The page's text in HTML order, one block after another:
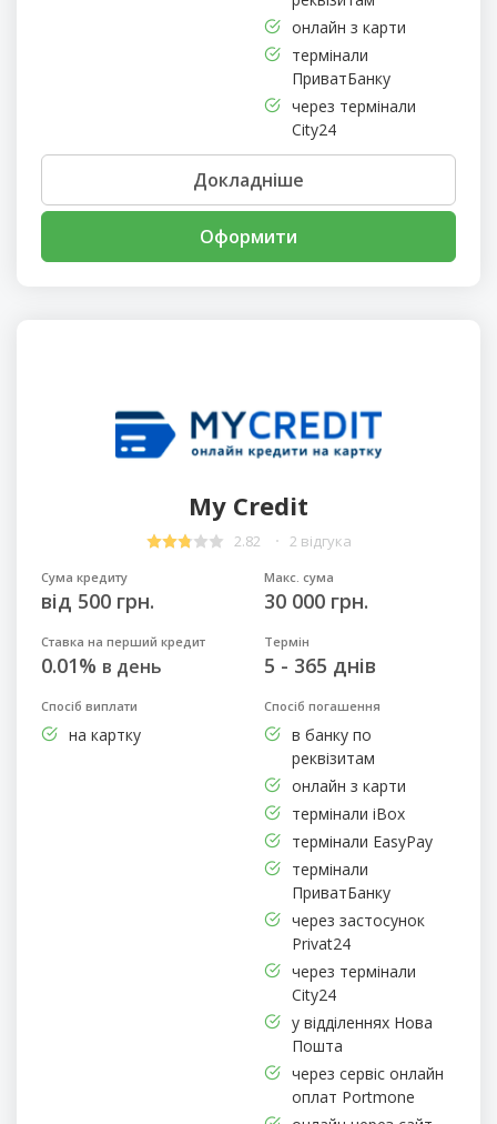
онлайн з карти
термінали
ПриватБанку
через термінали
City24
Докладніше
Оформити
My Credit
2.82 2 відгука
Сума кредиту
від 500 грн.
Макс. сума
30 000 грн.
Ставка на перший кредит
0.01% в день
Термін
5 - 365 днів
Спосіб виплати
на картку
Спосіб погашення
в банку по
реквізитам
онлайн з карти
термінали iBox
термінали EasyPay
термінали
ПриватБанку
через застосунок
Privat24
через термінали
City24
у відділеннях Нова
Пошта
через сервіс онлайн
оплат Portmone